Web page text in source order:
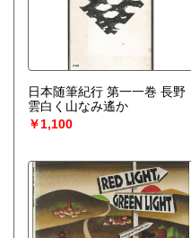
日本随筆紀行 第一一巻 長野
雲白く山なみ遙か
￥1,100